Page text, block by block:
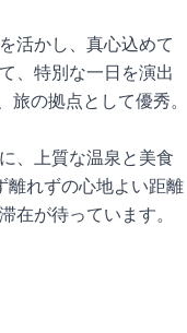
活かし、真心込めて
、特別な一日を演出
の拠点として優秀。
、上質な温泉と美食
離れずの心地よい距離
が待っています。